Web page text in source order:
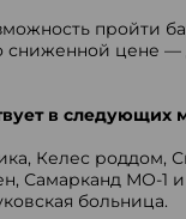
пройти
сниженной цене —
в следующих
Келес роддом,
Самарканд МО-1
больница.